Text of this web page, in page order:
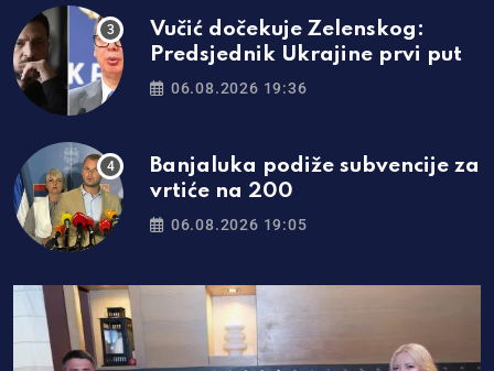
Vučić dočekuje Zelenskog:
Predsjednik Ukrajine prvi put
06.08.2026 19:36
Banjaluka podiže subvencije za
vrtiće na 200
06.08.2026 19:05